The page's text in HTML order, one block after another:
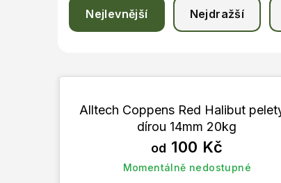
a
e
Nejlevnější Nejdražší
V
Alltech Coppens Red Halibut
dírou 14mm 20kg
od 100 Kč
Momentálně nedostupné